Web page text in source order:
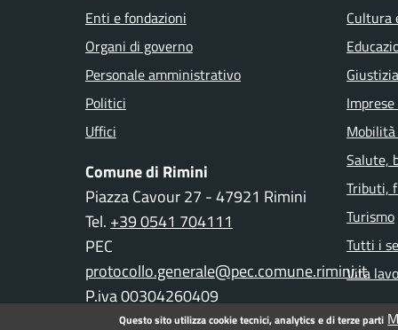
Enti e fondazioni
Organi di governo
Personale amministrativo
Politici
Uffici
Comune di Rimini
Piazza Cavour 27 - 47921 Rimini
Tel. +39 0541 704111
PEC
protocollo.generale@pec.comune.rimini.it
P.iva 00304260409
Cultura
Salute,
Tributi,
Turismo
Tutti i
Vita
Questo sito utilizza cookie tecnici, analytics e di terze parti